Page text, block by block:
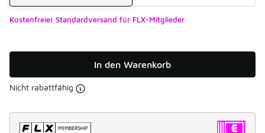
Kostenfreier Standardversand für FLX-Mitglieder
In den Warenkorb
Nicht rabattfähig